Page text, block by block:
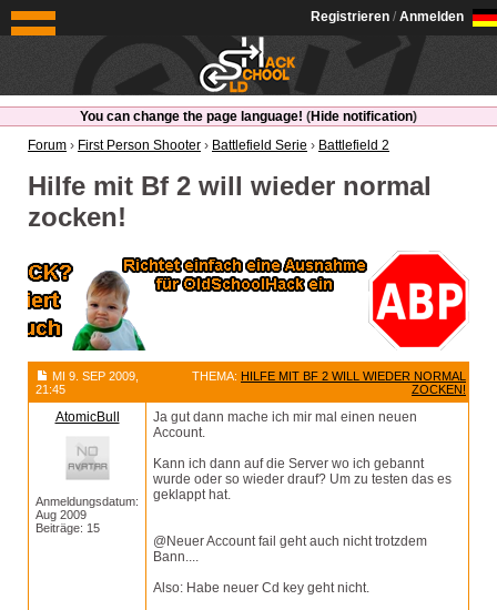
OldSchoolHack
Registrieren / Anmelden
You can change the page language! (Hide notification)
Forum › First Person Shooter › Battlefield Serie › Battlefield 2
Hilfe mit Bf 2 will wieder normal
zocken!
MI 9. SEP 2009,
21:45
THEMA: HILFE MIT BF 2 WILL WIEDER NORMAL
ZOCKEN!
AtomicBull
Anmeldungsdatum:
Aug 2009
Beiträge: 15
Ja gut dann mache ich mir mal einen neuen
Account.
Kann ich dann auf die Server wo ich gebannt
wurde oder so wieder drauf? Um zu testen das es
geklappt hat.
@Neuer Account fail geht auch nicht trotzdem
Bann....
Also: Habe neuer Cd key geht nicht.